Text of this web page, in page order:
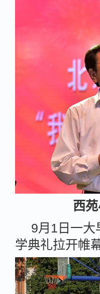
西
9月1日一大
学典礼拉开帷幕